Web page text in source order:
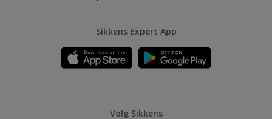
Sikkens Expert App
Volg Sikkens